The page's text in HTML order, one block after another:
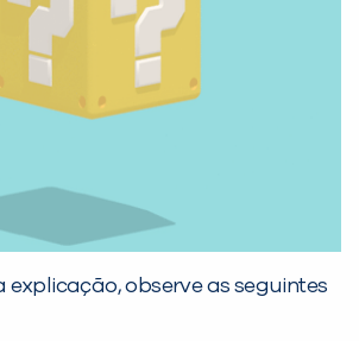
explicação, observe as seguintes
Desculpe!
nenhuma unidade
cidade ou bairro que
você digitou.